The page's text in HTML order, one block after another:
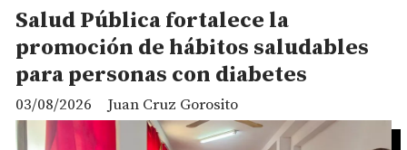
Salud Pública fortalece la
promoción de hábitos saludables
para personas con diabetes
Juan Cruz Gorosito
03/08/2026